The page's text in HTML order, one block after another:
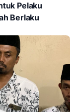
Pelaku
Berlaku